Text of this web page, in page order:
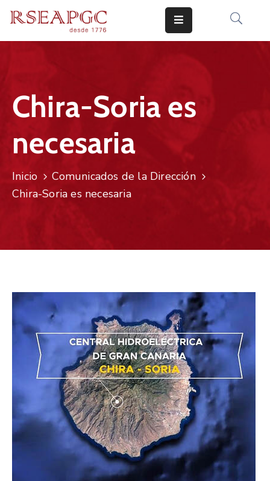
COMUNICADOS
CONOCERNOS
CONTACTO
Chira-Soria es
necesaria
Inicio
Comunicados de la Dirección
Chira-Soria es necesaria